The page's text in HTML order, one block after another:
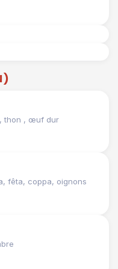
thon , œuf dur
fêta, coppa, oignons